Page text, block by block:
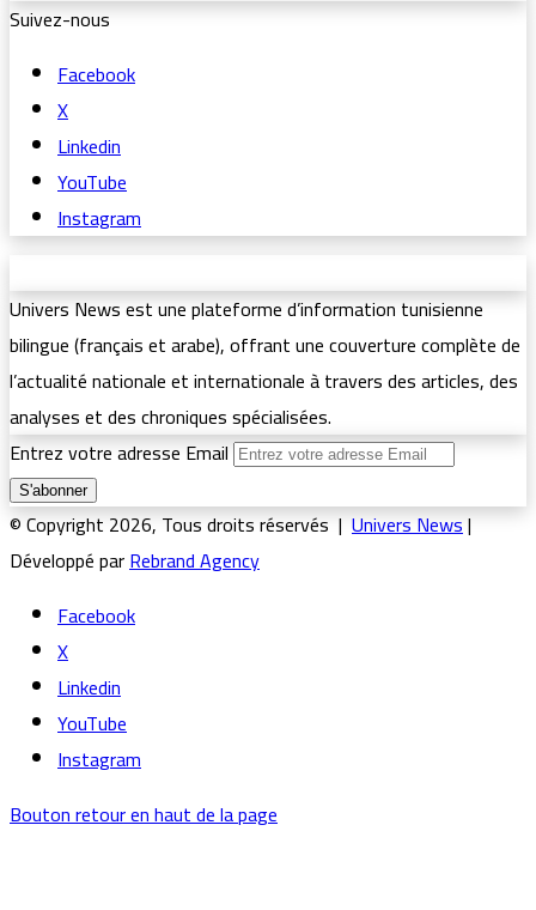
Suivez-nous
Facebook
X
Linkedin
YouTube
Instagram
Univers News est une plateforme d’information tunisienne
bilingue (français et arabe), offrant une couverture complète de
l’actualité nationale et internationale à travers des articles, des
analyses et des chroniques spécialisées.
Entrez votre adresse Email
© Copyright 2026, Tous droits réservés |Univers News|
Développé parRebrand Agency
Facebook
X
Linkedin
YouTube
Instagram
Bouton retour en haut de la page